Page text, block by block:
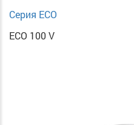
Серия ECO
ECO 100 V